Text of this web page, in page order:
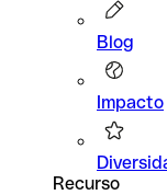
Blog
Impacto
Recurso